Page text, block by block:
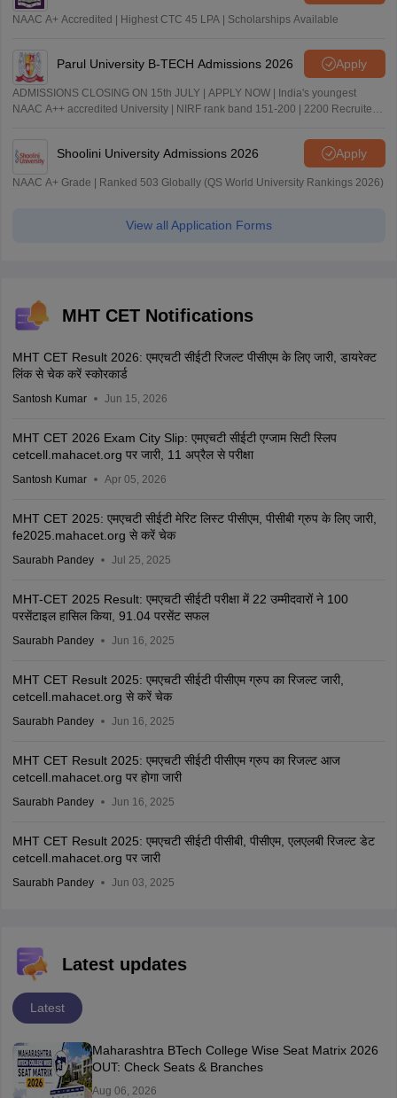
NAAC A+ Accredited | Highest CTC 45 LPA | Scholarships Available
Parul University B-TECH Admissions 2026 Apply
ADMISSIONS CLOSING ON 15th JULY | APPLY NOW | India's youngest
NAAC A++ accredited University | NIRF rank band 151-200 | 2200 Recruiters
Shoolini University Admissions 2026 Apply
NAAC A+ Grade | Ranked 503 Globally (QS World University Rankings 2026)
View all Application Forms
MHT CET Notifications
MHT CET Result 2026: एमएचटी सीईटी रिजल्ट पीसीएम के लिए जारी, डायरेक्ट
लिंक से चेक करें स्कोरकार्ड
Santosh Kumar Jun 15, 2026
MHT CET 2026 Exam City Slip: एमएचटी सीईटी एग्जाम सिटी स्लिप
cetcell.mahacet.org पर जारी, 11 अप्रैल से परीक्षा
Santosh Kumar Apr 05, 2026
MHT CET 2025: एमएचटी सीईटी मेरिट लिस्ट पीसीएम, पीसीबी ग्रुप के लिए जारी,
fe2025.mahacet.org से करें चेक
Saurabh Pandey Jul 25, 2025
MHT-CET 2025 Result: एमएचटी सीईटी परीक्षा में 22 उम्मीदवारों ने 100
परसेंटाइल हासिल किया, 91.04 परसेंट सफल
Saurabh Pandey Jun 16, 2025
MHT CET Result 2025: एमएचटी सीईटी पीसीएम ग्रुप का रिजल्ट जारी,
cetcell.mahacet.org से करें चेक
Saurabh Pandey Jun 16, 2025
MHT CET Result 2025: एमएचटी सीईटी पीसीएम ग्रुप का रिजल्ट आज
cetcell.mahacet.org पर होगा जारी
Saurabh Pandey Jun 16, 2025
MHT CET Result 2025: एमएचटी सीईटी पीसीबी, पीसीएम, एलएलबी रिजल्ट डेट
cetcell.mahacet.org पर जारी
Saurabh Pandey Jun 03, 2025
Latest updates
Latest
Maharashtra BTech College Wise Seat Matrix 2026
OUT: Check Seats & Branches
Aug 06, 2026